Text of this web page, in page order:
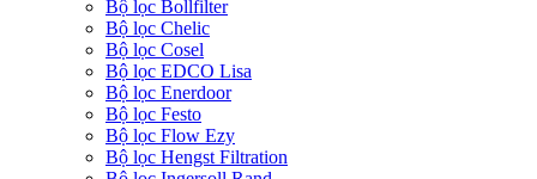
Bộ lọc Bollfilter
Bộ lọc Chelic
Bộ lọc Cosel
Bộ lọc EDCO Lisa
Bộ lọc Enerdoor
Bộ lọc Festo
Bộ lọc Flow Ezy
Bộ lọc Hengst Filtration